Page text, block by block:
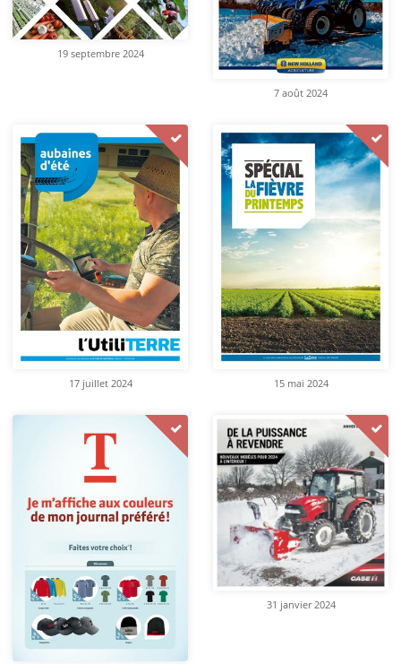
19 septembre 2024
7 août 2024
17 juillet 2024 15 mai 2024
31 janvier 2024